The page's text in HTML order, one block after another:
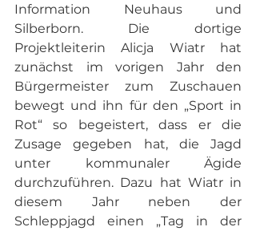
Information Neuhaus und
Silberborn. Die dortige
Projektleiterin Alicja Wiatr hat
zunächst im vorigen Jahr den
Bürgermeister zum Zuschauen
bewegt und ihn für den „Sport in
Rot“ so begeistert, dass er die
Zusage gegeben hat, die Jagd
unter kommunaler Ägide
durchzuführen. Dazu hat Wiatr in
diesem Jahr neben der
Schleppjagd einen „Tag in der